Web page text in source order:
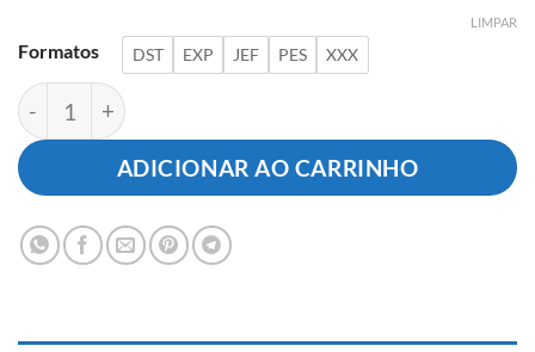
Formatos DST EXP JEF PES XXX
LIMPAR
Menino Hora do Banho quantidade
ADICIONAR AO CARRINHO